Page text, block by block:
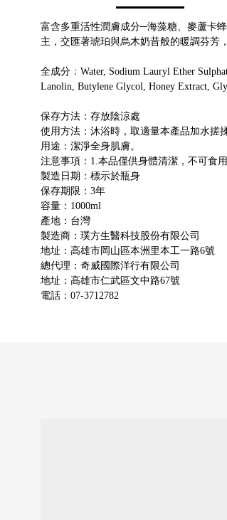
富含多重活性潤膚成分─海藻糖、麥蘆卡
主，交匯著琥珀與烏木奶昔般的暖調芬芳
全成分 ： Water, Sodium Lauryl Ether
Lanolin, Butylene Glycol, Honey Extract,
保存方法：存放陰涼處
使用方法：沐浴時，取適量本產品加水搓
用途：潔淨全身肌膚。
注意事項： 1.本品僅供身體清潔，不可食
製造日期：標示於瓶身
保存期限： 3年
容量： 1000ml
產地：台灣
製造商：璞方生醫科技股份有限公司
地址：高雄市岡山區本洲里本工一路6號
總代理：奇威國際洋行有限公司
地址：高雄市仁武區文中路67號
電話： 07-3712782